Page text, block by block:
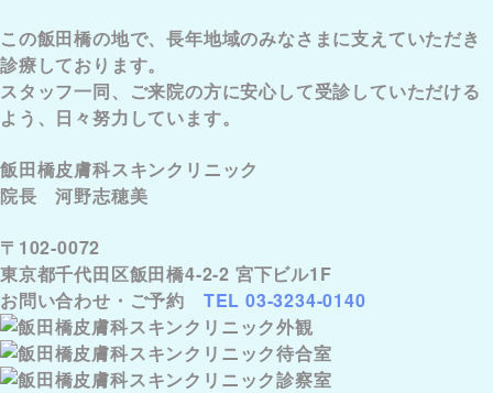
この飯田橋の地で、長年地域のみなさまに支えていただき
診療しております。
スタッフ一同、ご来院の方に安心して受診していただける
よう、日々努力しています。
飯田橋皮膚科スキンクリニック
院長 河野志穂美
〒102-0072
東京都千代田区飯田橋4-2-2 宮下ビル1F
お問い合わせ・ご予約 TEL 03-3234-0140